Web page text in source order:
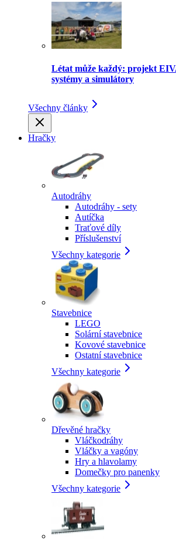
Létat může každý: projekt
systémy a simulátory
Všechny články
Hračky
Autodráhy
Autodráhy - sety
Autíčka
Traťové díly
Příslušenství
Všechny kategorie
Stavebnice
LEGO
Solární stavebnice
Kovové stavebnice
Ostatní stavebnice
Všechny kategorie
Dřevěné hračky
Vláčkodráhy
Vláčky a vagóny
Hry a hlavolamy
Domečky pro panenky
Všechny kategorie